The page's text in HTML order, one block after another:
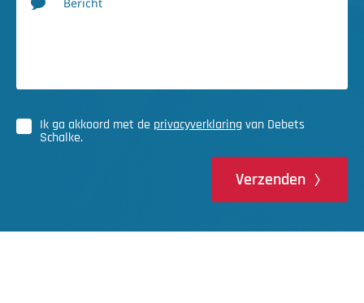
Ik ga akkoord met de privacyverklaring van Debets
Schalke.
Verzenden